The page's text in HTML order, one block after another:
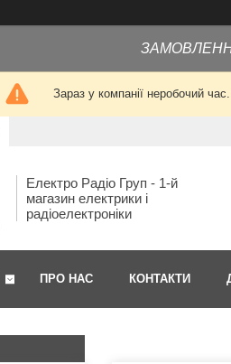
Зараз у компанії неробочий
Електро Радіо Груп - 1-й
магазин електрики і
радіоелектроніки
ПРО НАС КОНТАКТИ